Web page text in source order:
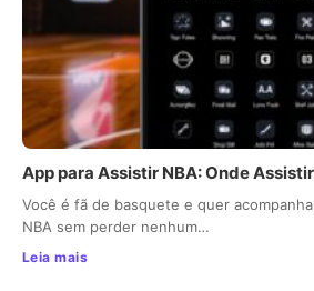
App para Assistir NBA: Onde
Você é fã de basquete e quer
NBA sem perder nenhum…
Leia mais